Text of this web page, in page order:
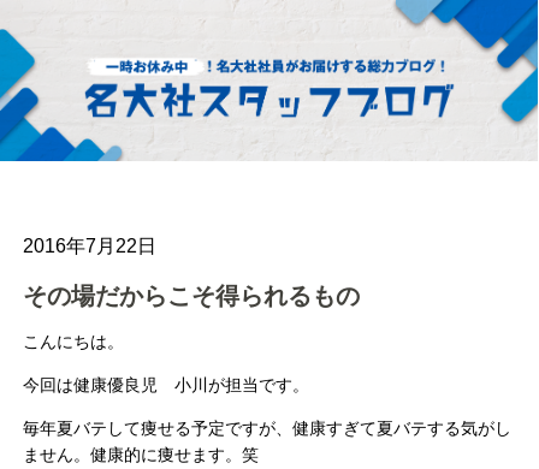
2016年7月22日
その場だからこそ得られるもの
こんにちは。
今回は健康優良児 小川が担当です。
毎年夏バテして痩せる予定ですが、健康すぎて夏バテする気がし
ません。健康的に痩せます。笑